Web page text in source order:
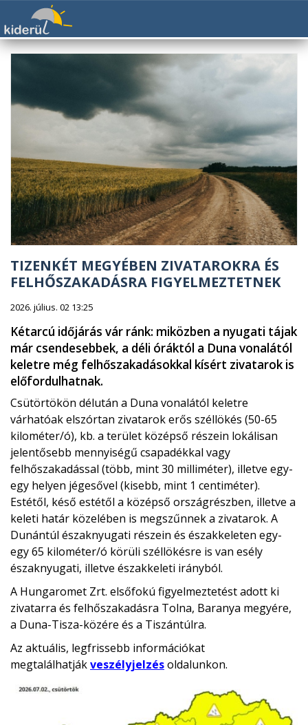
TIZENKÉT MEGYÉBEN ZIVATAROKRA ÉS
FELHŐSZAKADÁSRA FIGYELMEZTETNEK
2026. július. 02 13:25
Kétarcú időjárás vár ránk: miközben a nyugati tájak
már csendesebbek, a déli óráktól a Duna vonalától
keletre még felhőszakadásokkal kísért zivatarok is
előfordulhatnak.
Csütörtökön délután a Duna vonalától keletre
várhatóak elszórtan zivatarok erős széllökés (50-65
kilométer/ó), kb. a terület középső részein lokálisan
jelentősebb mennyiségű csapadékkal vagy
felhőszakadással (több, mint 30 milliméter), illetve egy-
egy helyen jégesővel (kisebb, mint 1 centiméter).
Estétől, késő estétől a középső országrészben, illetve a
keleti határ közelében is megszűnnek a zivatarok. A
Dunántúl északnyugati részein és északkeleten egy-
egy 65 kilométer/ó körüli széllökésre is van esély
északnyugati, illetve északkeleti irányból.
A Hungaromet Zrt. elsőfokú figyelmeztetést adott ki
zivatarra és felhőszakadásra Tolna, Baranya megyére,
a Duna-Tisza-közére és a Tiszántúlra.
Az aktuális, legfrissebb információkat
megtalálhatjákveszélyjelzésoldalunkon.